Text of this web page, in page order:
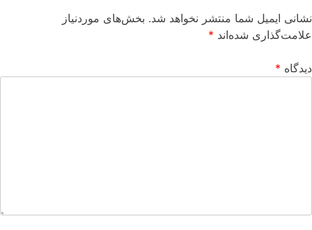
ایمیل شما منتشر نخواهد شد. بخش‌های موردنیاز
شده‌اند *
*